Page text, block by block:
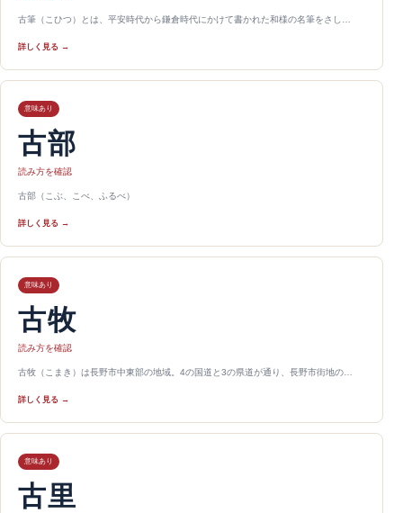
古筆（こひつ）とは、平安時代から鎌倉時代にかけて書かれた和様の名筆をさし…
詳しく見る →
意味あり
古部
読み方を確認
古部（こぶ、こべ、ふるべ）
詳しく見る →
意味あり
古牧
読み方を確認
古牧（こまき）は長野市中東部の地域。4の国道と3の県道が通り、長野市街地の…
詳しく見る →
意味あり
古里